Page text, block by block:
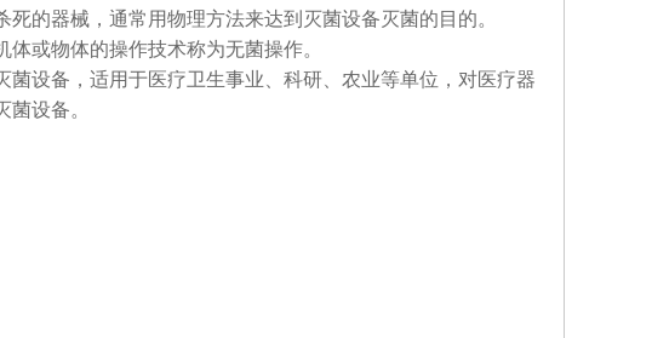
的器械，通常用物理方法来达到灭菌设备灭菌的目的。
或物体的操作技术称为无菌操作。
设备，适用于医疗卫生事业、科研、农业等单位，对医疗器
设备。